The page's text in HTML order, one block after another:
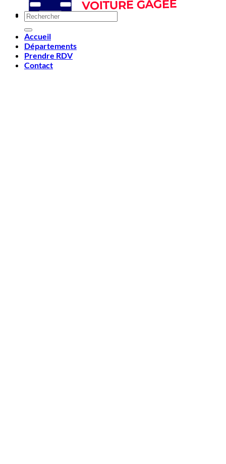
Accueil
Départements
Prendre RDV
Contact